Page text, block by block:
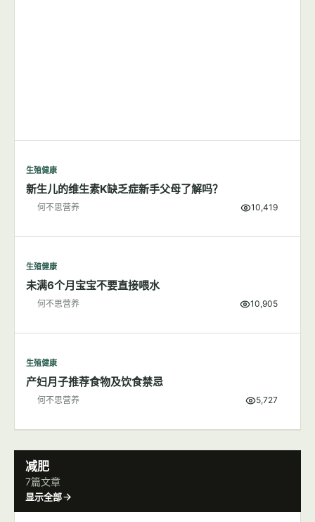
生殖健康
新生儿的维生素K缺乏症新手父母了解吗？
何不思营养 10,419
生殖健康
未满6个月宝宝不要直接喂水
何不思营养 10,905
生殖健康
产妇月子推荐食物及饮食禁忌
何不思营养 5,727
减肥
7篇文章
显示全部